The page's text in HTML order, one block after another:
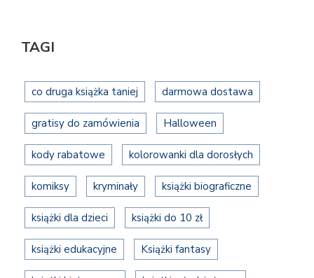
TAGI
co druga książka taniej darmowa dostawa
gratisy do zamówienia Halloween
kody rabatowe kolorowanki dla dorosłych
komiksy kryminały książki biograficzne
książki dla dzieci książki do 10 zł
książki edukacyjne Książki fantasy